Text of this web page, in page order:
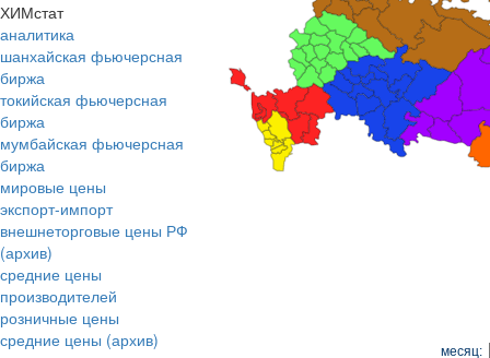
ХИМстат
аналитика
шанхайская фьючерсная
биржа
токийская фьючерсная
биржа
мумбайская фьючерсная
биржа
мировые цены
экспорт-импорт
внешнеторговые цены РФ
(архив)
средние цены
производителей
розничные цены
средние цены (архив)
месяц: